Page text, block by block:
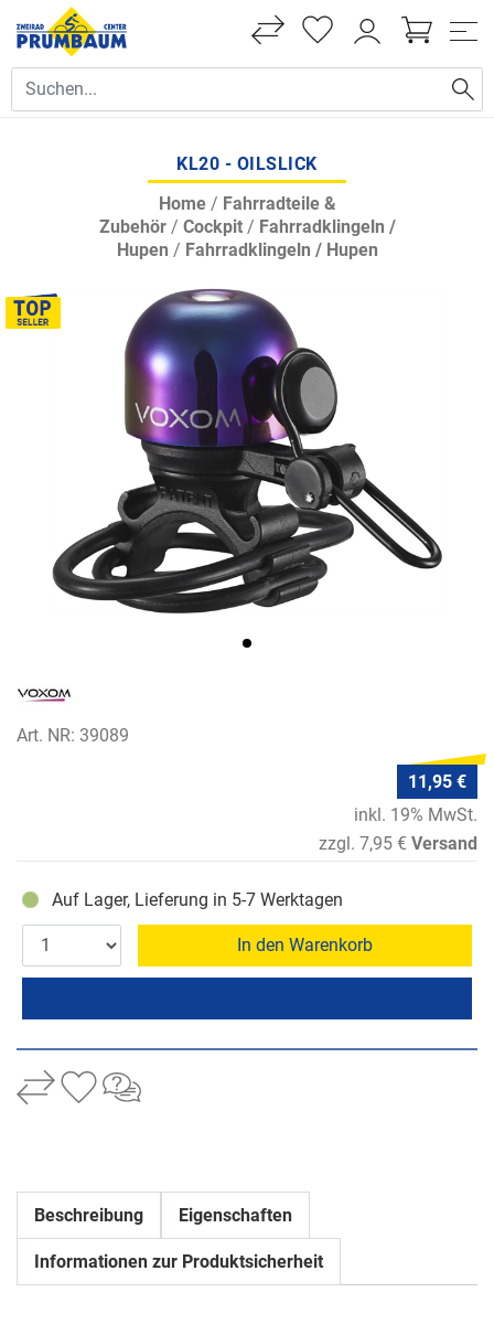
KL20 - OILSLICK
Home/ Fahrradteile &
Zubehör/ Cockpit/ Fahrradklingeln /
Hupen / Fahrradklingeln / Hupen
Art. NR: 39089
11,95 €
inkl. 19% MwSt.
zzgl. 7,95 € Versand
Auf Lager, Lieferung in 5-7 Werktagen
In den Warenkorb
Beschreibung Eigenschaften
Informationen zur Produktsicherheit